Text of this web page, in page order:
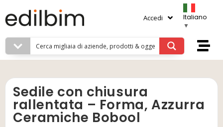
Accedi
Italiano
▼
Sedile con chiusura
rallentata – Forma, Azzurra
Ceramiche Bobool